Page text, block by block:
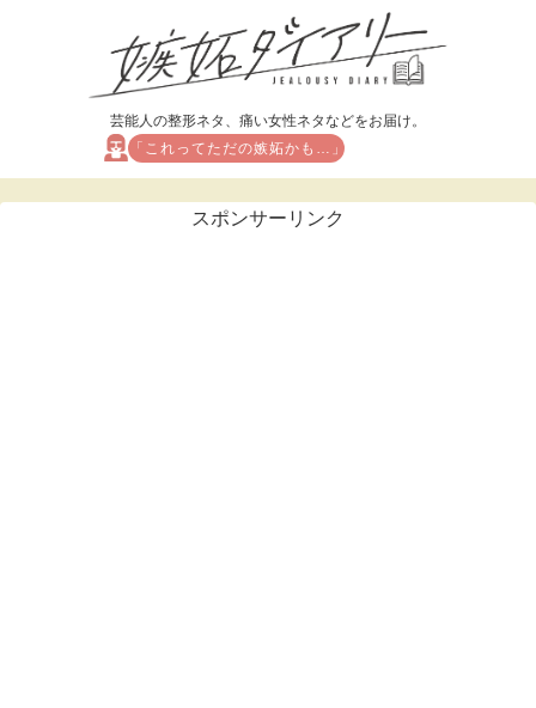
芸能人の整形ネタ、痛い女性ネタなどをお届け。
「これってただの嫉妬かも…」
スポンサーリンク